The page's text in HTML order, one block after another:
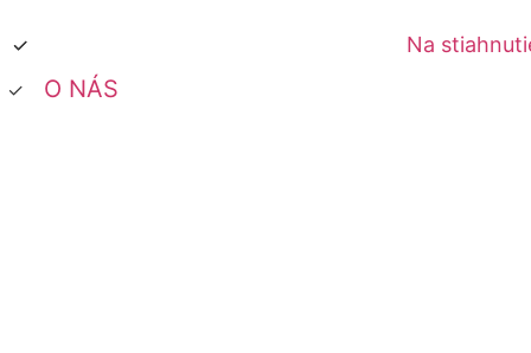
Na
O NÁS